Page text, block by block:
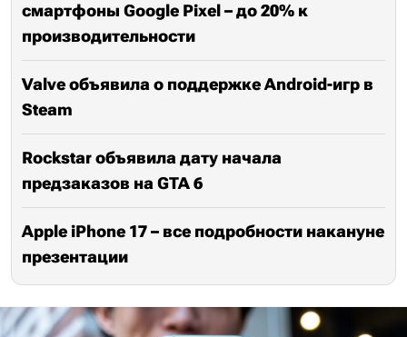
смартфоны Google Pixel – до 20% к
производительности
Valve объявила о поддержке Android-игр в
Steam
Rockstar объявила дату начала
предзаказов на GTA 6
Apple iPhone 17 – все подробности накануне
презентации